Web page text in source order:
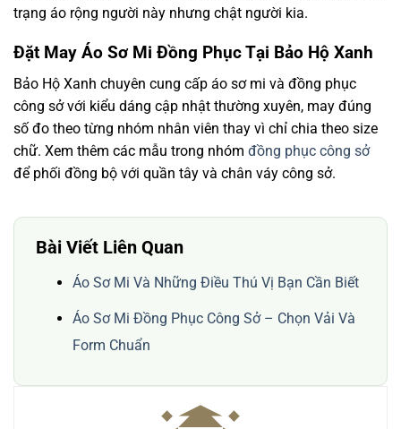
trạng áo rộng người này nhưng chật người kia.
Đặt May Áo Sơ Mi Đồng Phục Tại Bảo Hộ Xanh
Bảo Hộ Xanh chuyên cung cấp áo sơ mi và đồng phục
công sở với kiểu dáng cập nhật thường xuyên, may đúng
số đo theo từng nhóm nhân viên thay vì chỉ chia theo size
chữ. Xem thêm các mẫu trong nhóm đồng phục công sở
để phối đồng bộ với quần tây và chân váy công sở.
Bài Viết Liên Quan
Áo Sơ Mi Và Những Điều Thú Vị Bạn Cần Biết
Áo Sơ Mi Đồng Phục Công Sở – Chọn Vải Và
Form Chuẩn